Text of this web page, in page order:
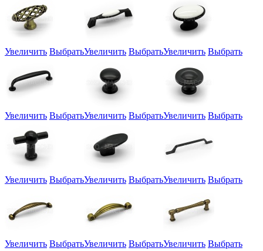
Увеличить ВыбратьУвеличить ВыбратьУвеличить Выбрать
Увеличить ВыбратьУвеличить ВыбратьУвеличить Выбрать
Увеличить ВыбратьУвеличить ВыбратьУвеличить Выбрать
Увеличить ВыбратьУвеличить ВыбратьУвеличить Выбрать